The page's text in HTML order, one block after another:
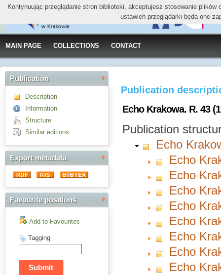
MAIN PAGE COLLECTIONS CONTACT
Publication
Description
Information
Structure
Similar editions
Export metadata
Favourite positions
Add to Favourites
Tagging
Publication
Echo Krakowa. R. 43
Publication
Echo
Echo
Echo
Echo
Echo
Echo
Echo
Echo
Echo
Kontynuując przeglądanie stron biblioteki, akceptujesz stosowanie
ustawień przeglądarki będą one